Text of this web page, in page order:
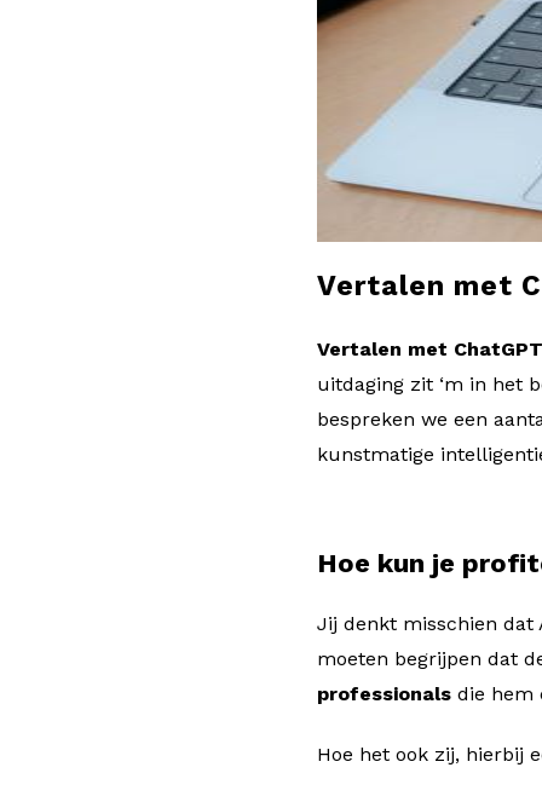
l
g
Vertalen met
Vertalen met ChatGPT
uitdaging zit ‘m in het
bespreken we een
kunstmatige
Hoe kun je
Jij denkt misschien dat
moeten begrijpen dat
professionals die hem
Hoe het ook zij, hierbij